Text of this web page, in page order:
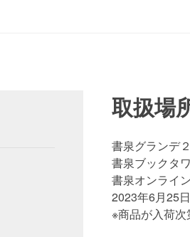
取扱場
書泉グランデ
書泉ブックタ
書泉オンライ
2023年6月25
※商品が入荷次